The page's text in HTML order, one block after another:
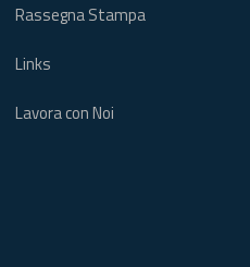
Rassegna Stampa
Links
Lavora con Noi